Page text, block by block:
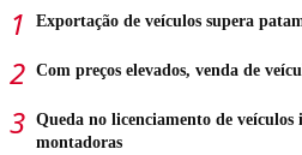
Exportação de veículos supera
Com preços elevados, venda de
Queda no licenciamento de
montadoras